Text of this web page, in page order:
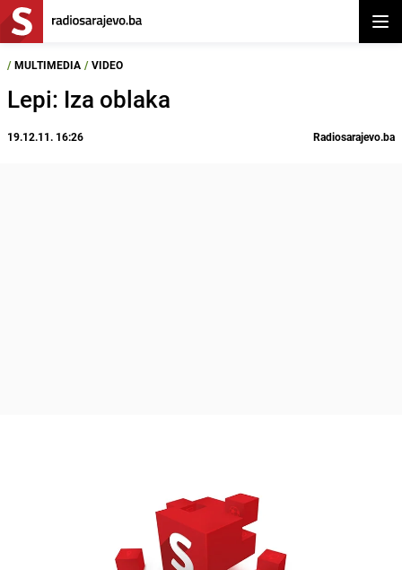
/ MULTIMEDIA / VIDEO
Lepi: Iza oblaka
19.12.11. 16:26 Radiosarajevo.ba